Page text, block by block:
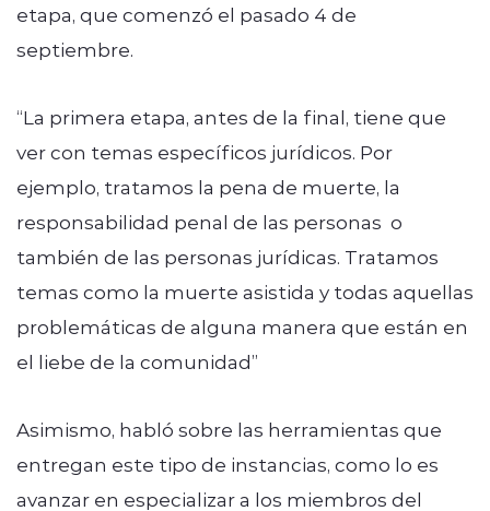
etapa, que comenzó el pasado 4 de
septiembre.
“La primera etapa, antes de la final, tiene que
ver con temas específicos jurídicos. Por
ejemplo, tratamos la pena de muerte, la
responsabilidad penal de las personas o
también de las personas jurídicas. Tratamos
temas como la muerte asistida y todas aquellas
problemáticas de alguna manera que están en
el liebe de la comunidad”
Asimismo, habló sobre las herramientas que
entregan este tipo de instancias, como lo es
avanzar en especializar a los miembros del